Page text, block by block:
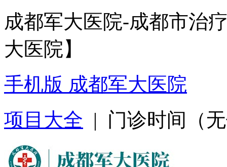
成都军大医院-成都市治
大医院】
手机版 成都军大医院
项目大全 | 门诊时间（